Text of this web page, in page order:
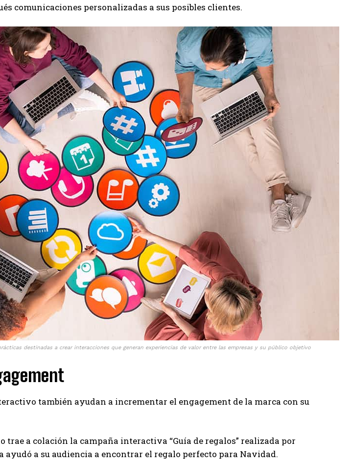
comunicaciones personalizadas a sus posibles clientes.
destinadas a crear interacciones que generan experiencias de valor entre las empresas y su público objetivo
también ayudan a incrementar el engagement de la marca con su
trae a colación la campaña interactiva “Guía de regalos” realizada por
ayudó a su audiencia a encontrar el regalo perfecto para Navidad.